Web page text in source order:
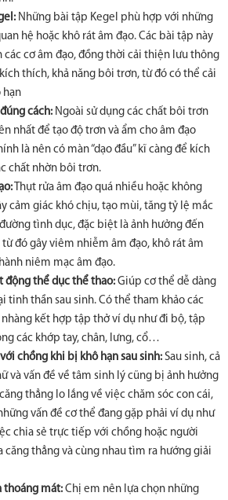
Những bài tập Kegel phù hợp với những
hệ hoặc khô rát âm đạo. Các bài tập này
cơ âm đạo, đồng thời cải thiện lưu thông
thích, khả năng bôi trơn, từ đó có thể cải
hạn
cách: Ngoài sử dụng các chất bôi trơn
nhất để tạo độ trơn và ẩm cho âm đạo
là nên có màn “dạo đầu” kĩ càng để kích
chất nhờn bôi trơn.
Thụt rửa âm đạo quá nhiều hoặc không
cảm giác khó chịu, tạo mùi, tăng tỷ lệ mắc
tình dục, đặc biệt là ảnh hưởng đến
đó gây viêm nhiễm âm đạo, khô rát âm
niêm mạc âm đạo.
động thể dục thể thao: Giúp cơ thể dễ dàng
tinh thần sau sinh. Có thể tham khảo các
kết hợp tập thở ví dụ như đi bộ, tập
các khớp tay, chân, lưng, cổ…
chồng khi bị khô hạn sau sinh: Sau sinh, cả
và vấn đề về tâm sinh lý cũng bị ảnh hưởng
thẳng lo lắng về việc chăm sóc con cái,
vấn đề cơ thể đang gặp phải ví dụ như
chia sẻ trực tiếp với chồng hoặc người
căng thẳng và cùng nhau tìm ra hướng giải
thoáng mát: Chị em nên lựa chọn những